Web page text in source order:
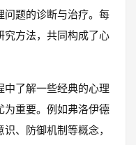
问题的诊断与治疗。每
究方法，共同构成了心
了解一些经典的心理
为重要。例如弗洛伊德
、防御机制等概念，